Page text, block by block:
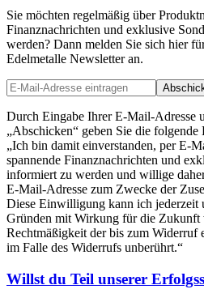
Sie möchten regelmäßig über
Finanznachrichten und exklusive
werden? Dann melden Sie sich hier
Edelmetalle Newsletter an.
Durch Eingabe Ihrer E-Mail-Adresse
„Abschicken“ geben Sie die
„Ich bin damit einverstanden, per E-
spannende Finanznachrichten und
informiert zu werden und willige
E-Mail-Adresse zum Zwecke der
Diese Einwilligung kann ich jederzeit
Gründen mit Wirkung für die
Rechtmäßigkeit der bis zum Widerruf
im Falle des Widerrufs unberührt.“
Willst du Teil unserer